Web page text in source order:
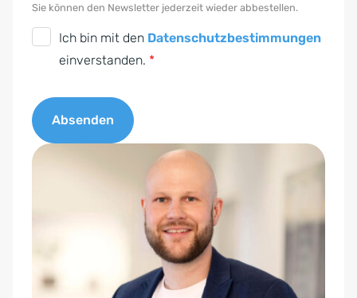
e
w
s
t
t
e
Sie können den Newsletter jederzeit wieder abbestellen.
V
O
-
Ich bin mit den Datenschutzbestimmungen
einverstanden. *
Absenden
A